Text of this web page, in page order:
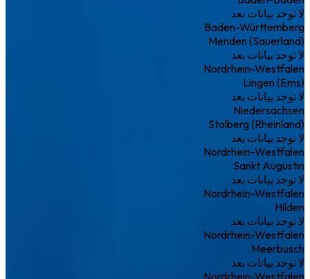
لا توجد بيانات بعد
Baden-Württemberg
Menden (Sauerland)
لا توجد بيانات بعد
Nordrhein-Westfalen
Lingen (Ems)
لا توجد بيانات بعد
Niedersachsen
Stolberg (Rheinland)
لا توجد بيانات بعد
Nordrhein-Westfalen
Sankt Augustin
لا توجد بيانات بعد
Nordrhein-Westfalen
Hilden
لا توجد بيانات بعد
Nordrhein-Westfalen
Meerbusch
لا توجد بيانات بعد
Nordrhein-Westfalen